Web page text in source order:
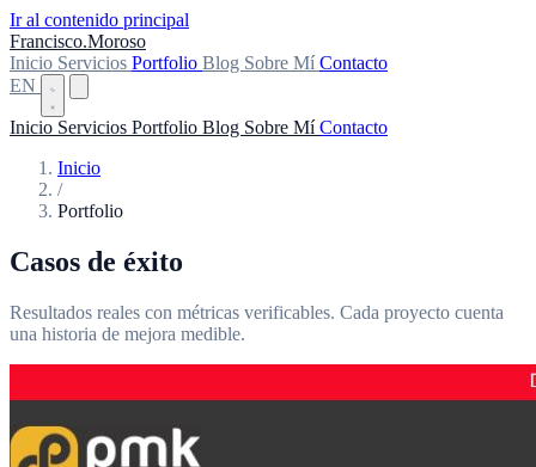
Ir al contenido principal
Francisco.Moroso
Inicio Servicios Portfolio Blog Sobre Mí Contacto
EN
Inicio Servicios Portfolio Blog Sobre MíContacto
Inicio
/
Portfolio
Casos de éxito
Resultados reales con métricas verificables. Cada proyecto cuenta
una historia de mejora medible.